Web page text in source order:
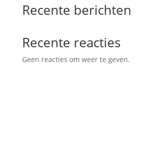
Recente berichten
Recente reacties
Geen reacties om weer te geven.